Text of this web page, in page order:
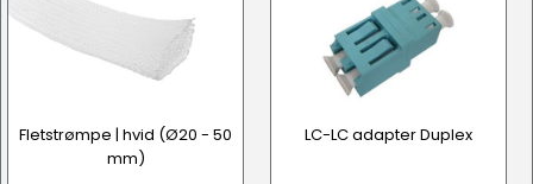
Fletstrømpe | hvid (Ø20 - 50
mm)
LC-LC adapter Duplex